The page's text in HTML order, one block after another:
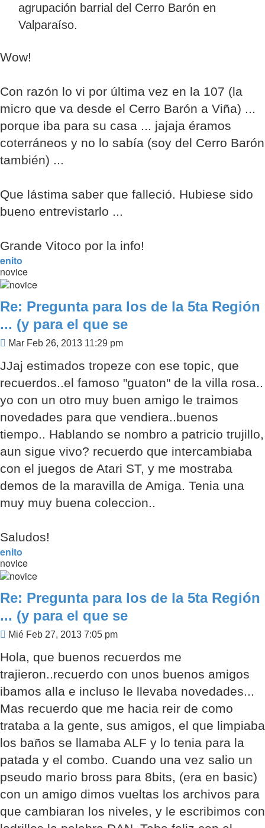
agrupación barrial del Cerro Barón en
Valparaíso.
Wow!
Con razón lo vi por última vez en la 107 (la
micro que va desde el Cerro Barón a Viña) ...
porque iba para su casa ... jajaja éramos
coterráneos y no lo sabía (soy del Cerro Barón
también) ...
Que lástima saber que falleció. Hubiese sido
bueno entrevistarlo ...
Grande Vitoco por la info!
enito
novice
Re: Pregunta para los de la 5ta Región
... (y para el que se
Mensaje
Mar Feb 26, 2013 11:29 pm
JJaj estimados tropeze con ese topic, que
recuerdos..el famoso "guaton" de la villa rosa..
yo con un otro muy buen amigo le traimos
novedades para que vendiera..buenos
tiempo.. Hablando se nombro a patricio trujillo,
aun sigue vivo? recuerdo que intercambiaba
con el juegos de Atari ST, y me mostraba
demos de la maravilla de Amiga. Tenia una
muy muy buena coleccion..
Saludos!
enito
novice
Re: Pregunta para los de la 5ta Región
... (y para el que se
Mensaje
Mié Feb 27, 2013 7:05 pm
Hola, que buenos recuerdos me
trajieron..recuerdo con unos buenos amigos
ibamos alla e incluso le llevaba novedades...
Mas recuerdo que me hacia reir de como
trataba a la gente, sus amigos, el que limpiaba
los baños se llamaba ALF y lo tenia para la
patada y el combo. Cuando una vez salio un
pseudo mario bross para 8bits, (era en basic)
con un amigo dimos vueltas los archivos para
que cambiaran los niveles, y le escribimos con